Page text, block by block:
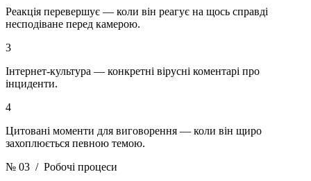
Реакція перевершує — коли він реагує на щось справді
несподіване перед камерою.
3
Інтернет-культура — конкретні вірусні коментарі про
інциденти.
4
Цитовані моменти для виговорення — коли він щиро
захоплюється певною темою.
№ 03 / Робочі процеси